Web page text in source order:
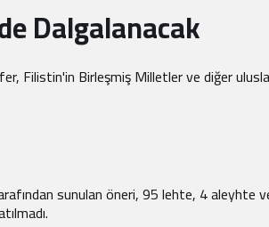
Dalgalanacak
Filistin'in Birleşmiş Milletler ve diğer
sunulan öneri, 95 lehte, 4